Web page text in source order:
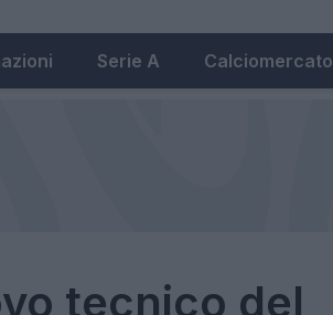
Serie A Calciomercato
tecnico del